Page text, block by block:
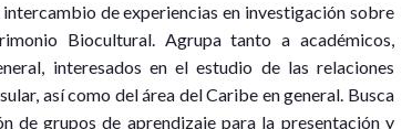
de experiencias en investigación sobre
Biocultural. Agrupa tanto a académicos,
interesados en el estudio de las relaciones
así como del área del Caribe en general. Busca
de grupos de aprendizaje para la presentación y